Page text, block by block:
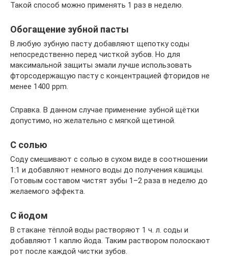
Такой способ можно применять 1 раз в неделю.
Обогащение зубной пасты
В любую зубную пасту добавляют щепотку соды
непосредственно перед чисткой зубов. Но для
максимальной защиты эмали лучше использовать
фторсодержащую пасту с концентрацией фторидов не
менее 1400 ppm.
Справка. В данном случае применение зубной щётки
допустимо, но желательно с мягкой щетиной.
С солью
Соду смешивают с солью в сухом виде в соотношении
1:1 и добавляют немного воды до получения кашицы.
Готовым составом чистят зубы 1–2 раза в неделю до
желаемого эффекта.
С йодом
В стакане тёплой воды растворяют 1 ч. л. соды и
добавляют 1 каплю йода. Таким раствором полоскают
рот после каждой чистки зубов.